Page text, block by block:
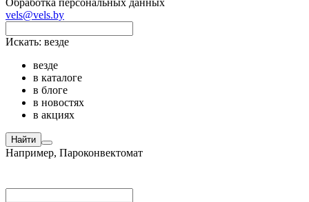
Обработка персональных данных
vels@vels.by
Искать: везде
везде
в каталоге
в блоге
в новостях
в акциях
Найти
Например, Пароконвектомат